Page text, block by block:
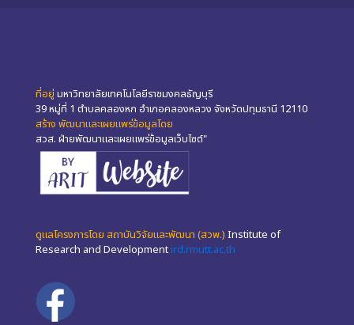
ที่อยู่ มหาวิทยาลัยเทคโนโลยีราชมงคลธัญบุรี
39 หมู่ที่ 1 ตำบลคลองหก อำเภอคลองหลวง จังหวัดปทุมธานี 12110
สร้าง พัฒนาและเผยแพร่ข้อมูลโดย
สวส. ฝ่ายพัฒนาและเผยแพร่ข้อมูลเว็บไซต์"
ดูแลโครงการโดย สถาบันวิจัยและพัฒนา (สวพ.) Institute of
Research and Development ird.rmutt.ac.th